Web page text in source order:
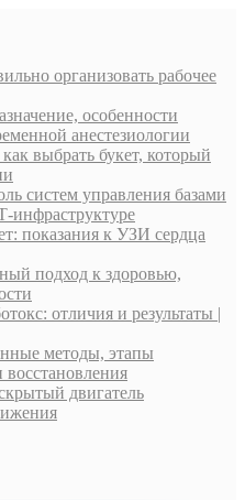
организовать рабочее
особенности
анестезиологии
выбрать букет, который
систем управления базами
инфраструктуре
показания к УЗИ сердца
подход к здоровью,
отличия и результаты |
методы, этапы
двигатель